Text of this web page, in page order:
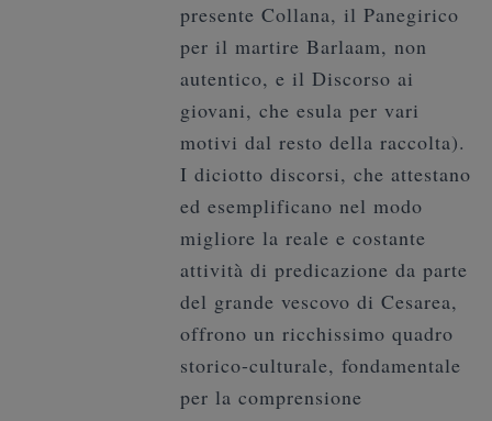
presente Collana, il Panegirico
per il martire Barlaam, non
autentico, e il Discorso ai
giovani, che esula per vari
motivi dal resto della raccolta).
I diciotto discorsi, che attestano
ed esemplificano nel modo
migliore la reale e costante
attività di predicazione da parte
del grande vescovo di Cesarea,
offrono un ricchissimo quadro
storico-culturale, fondamentale
per la comprensione